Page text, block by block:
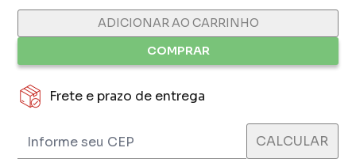
ADICIONAR AO CARRINHO
COMPRAR
Frete e prazo de entrega